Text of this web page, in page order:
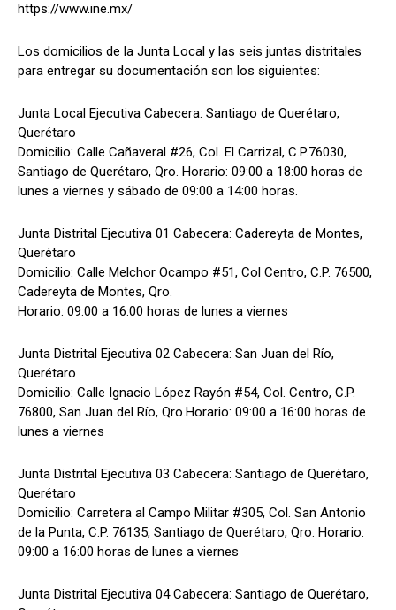
https://www.ine.mx/
Los domicilios de la Junta Local y las seis juntas distritales
para entregar su documentación son los siguientes:
Junta Local Ejecutiva Cabecera: Santiago de Querétaro,
Querétaro
Domicilio: Calle Cañaveral #26, Col. El Carrizal, C.P.76030,
Santiago de Querétaro, Qro. Horario: 09:00 a 18:00 horas de
lunes a viernes y sábado de 09:00 a 14:00 horas.
Junta Distrital Ejecutiva 01 Cabecera: Cadereyta de Montes,
Querétaro
Domicilio: Calle Melchor Ocampo #51, Col Centro, C.P. 76500,
Cadereyta de Montes, Qro.
Horario: 09:00 a 16:00 horas de lunes a viernes
Junta Distrital Ejecutiva 02 Cabecera: San Juan del Río,
Querétaro
Domicilio: Calle Ignacio López Rayón #54, Col. Centro, C.P.
76800, San Juan del Río, Qro.Horario: 09:00 a 16:00 horas de
lunes a viernes
Junta Distrital Ejecutiva 03 Cabecera: Santiago de Querétaro,
Querétaro
Domicilio: Carretera al Campo Militar #305, Col. San Antonio
de la Punta, C.P. 76135, Santiago de Querétaro, Qro. Horario:
09:00 a 16:00 horas de lunes a viernes
Junta Distrital Ejecutiva 04 Cabecera: Santiago de Querétaro,